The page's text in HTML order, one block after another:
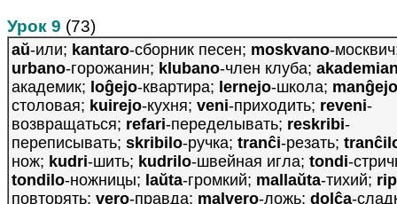
Урок 9 (73)
aŭ-или; kantaro-сборник песен; moskvano-
urbano-горожанин; klubano-член клуба;
академик; loĝejo-квартира; lernejo-школа; manĝejo
столовая; kuirejo-кухня; veni-приходить; reveni-
возвращаться; refari-переделывать; reskribi-
переписывать; skribilo-ручка; tranĉi-резать;
нож; kudri-шить; kudrilo-швейная игла; tondi-
tondilo-ножницы; laŭta-громкий; mallaŭta-тихий;
повторять; vero-правда; malvero-ложь; dolĉa-